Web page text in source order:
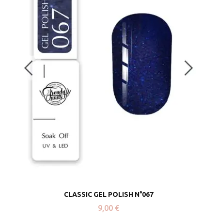
CLASSIC GEL POLISH N°067
9,00 €